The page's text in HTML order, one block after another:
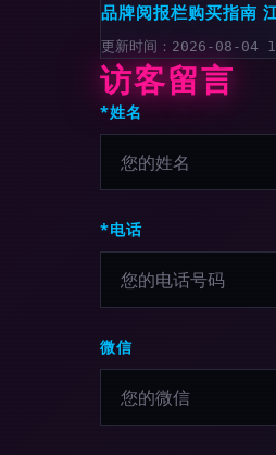
品牌阅报栏购买指南
更新时间：2026-08-04
访客留言
*姓名
*电话
微信